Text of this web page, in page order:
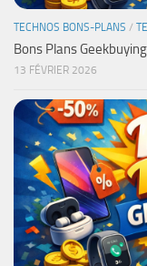
TECHNOS BONS-PLANS /
Bons Plans
13 FÉVRIER 2026